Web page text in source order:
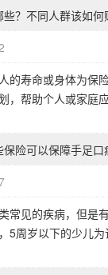
？不同人群该如何
的寿命或身体为保
，帮助个人或家庭
险可以保障手足
常见的疾病，但是
5周岁以下的少儿